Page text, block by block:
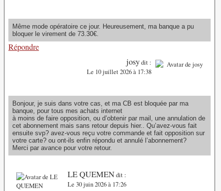
Même mode opératoire ce jour. Heureusement, ma banque a pu
bloquer le virement de 73.30€.
Répondre
josydit :
Le 10 juillet 2026 à 17:38
Bonjour, je suis dans votre cas, et ma CB est bloquée par ma
banque, pour tous mes achats internet
à moins de faire opposition, ou d’obtenir par mail, une annulation de
cet abonnement mais sans retour depuis hier.. Qu’avez-vous fait
ensuite svp? avez-vous reçu votre commande et fait opposition sur
votre carte? ou ont-ils enfin répondu et annulé l’abonnement?
Merci par avance pour votre retour.
LE QUEMENdit :
Le 30 juin 2026 à 17:26